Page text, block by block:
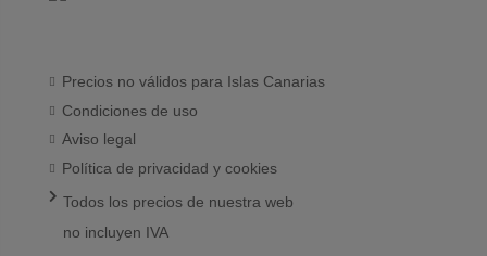
Precios no válidos para Islas Canarias
Condiciones de uso
Aviso legal
Política de privacidad y cookies
Todos los precios de nuestra web
no incluyen IVA